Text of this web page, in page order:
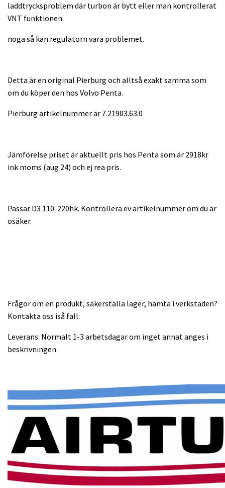
laddtrycksproblem där turbon är bytt eller man kontrollerat
VNT funktionen
noga så kan regulatorn vara problemet.
Detta är en original Pierburg och alltså exakt samma som
om du köper den hos Volvo Penta.
Pierburg artikelnummer är 7.21903.63.0
Jämförelse priset är aktuellt pris hos Penta som är 2918kr
ink moms (aug 24) och ej rea pris.
Passar D3 110-220hk. Kontrollera ev artikelnummer om du är
osäker.
Frågor om en produkt, säkerställa lager, hämta i verkstaden?
Kontakta oss iså fall:
Leverans: Normalt 1-3 arbetsdagar om inget annat anges i
beskrivningen.